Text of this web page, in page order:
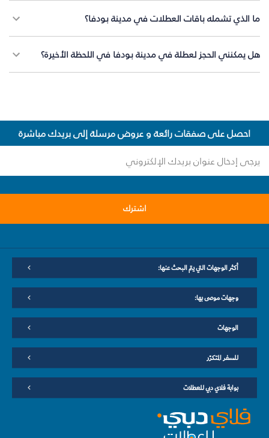
ما الذي تشمله باقات العطلات في مدينة بودفا؟
هل يمكنني الحجز لعطلة في مدينة بودفا في اللحظة الأخيرة؟
احصل على صفقات رائعة و عروض مرسلة إلى بريدك مباشرة
اشترك
أكثر الوجهات التي يتم البحث عنها:
وجهات موصى بها:
الوجهات
للسفر المتكرّر
بوابة فلاي دبي للعطلات